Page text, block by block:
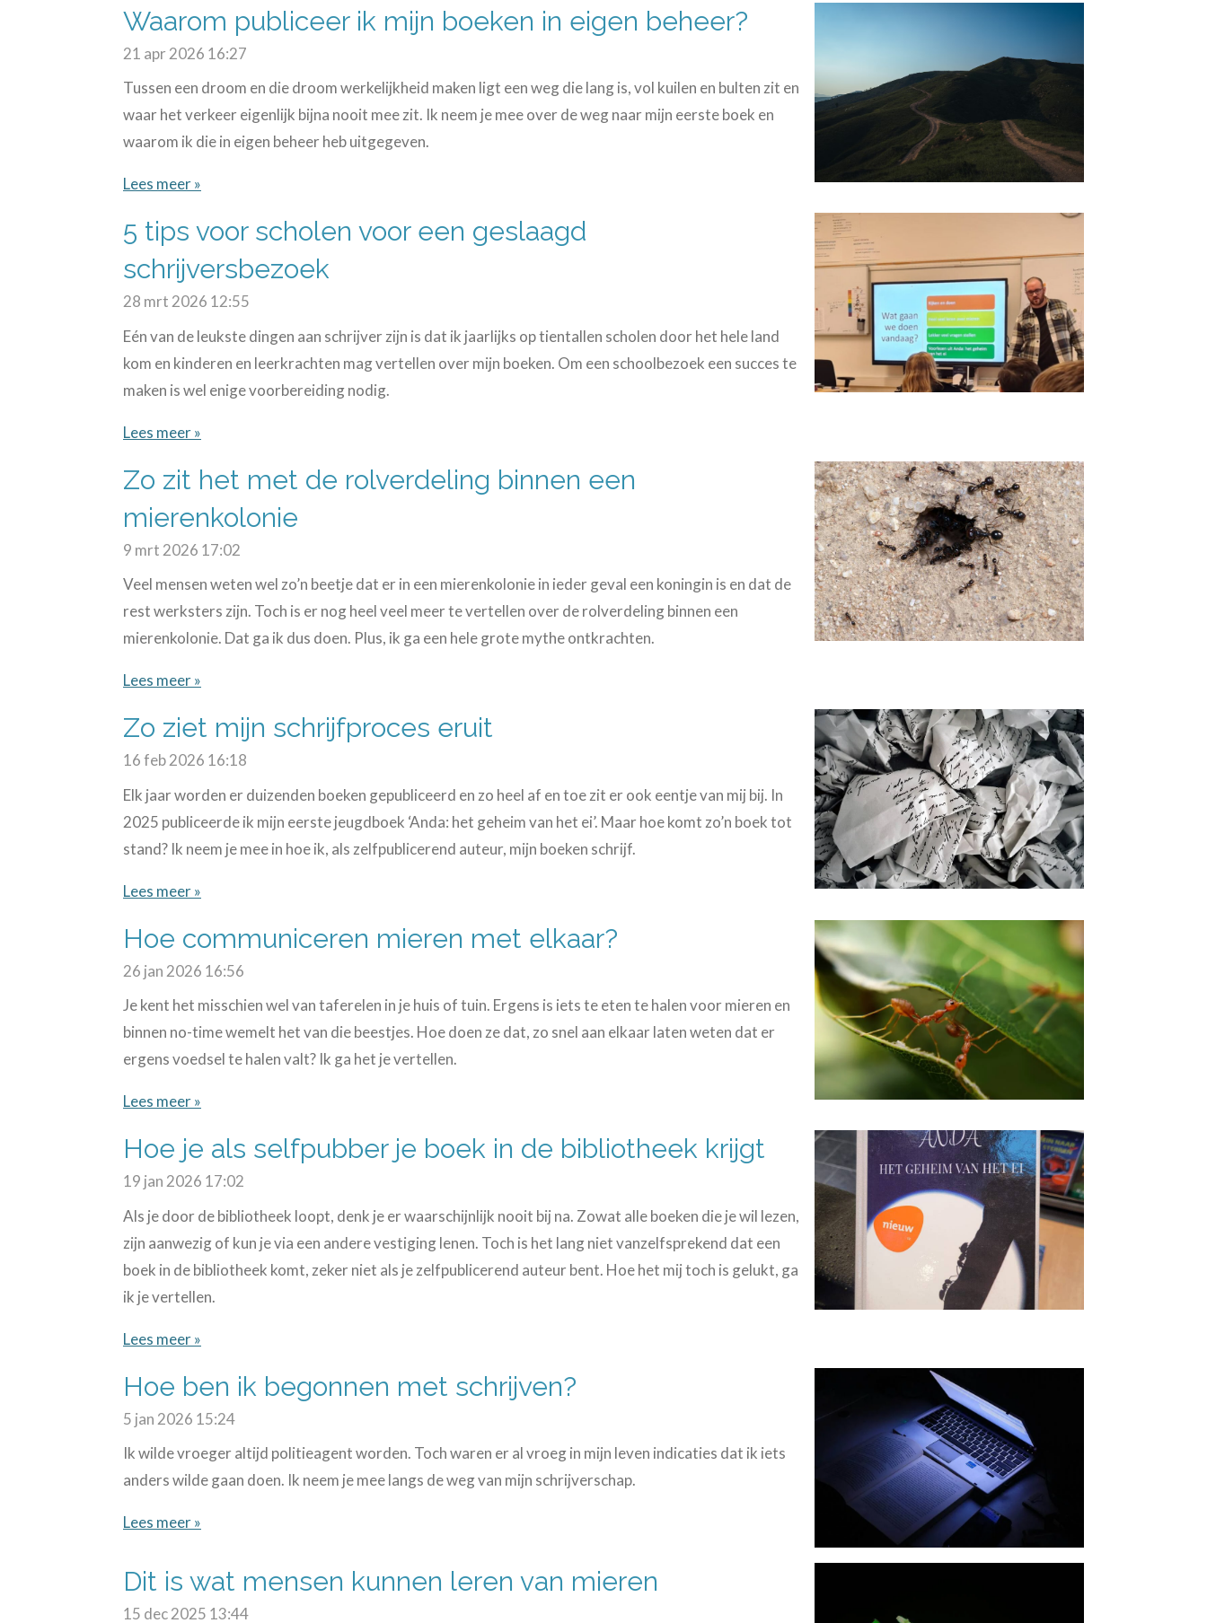
Waarom publiceer ik mijn boeken in eigen beheer?
21 apr 2026 16:27
Tussen een droom en die droom werkelijkheid maken ligt een weg die lang is, vol kuilen en bulten zit en
waar het verkeer eigenlijk bijna nooit mee zit. Ik neem je mee over de weg naar mijn eerste boek en
waarom ik die in eigen beheer heb uitgegeven.
Lees meer »
5 tips voor scholen voor een geslaagd
schrijversbezoek
28 mrt 2026 12:55
Eén van de leukste dingen aan schrijver zijn is dat ik jaarlijks op tientallen scholen door het hele land
kom en kinderen en leerkrachten mag vertellen over mijn boeken. Om een schoolbezoek een succes te
maken is wel enige voorbereiding nodig.
Lees meer »
Zo zit het met de rolverdeling binnen een
mierenkolonie
9 mrt 2026 17:02
Veel mensen weten wel zo’n beetje dat er in een mierenkolonie in ieder geval een koningin is en dat de
rest werksters zijn. Toch is er nog heel veel meer te vertellen over de rolverdeling binnen een
mierenkolonie. Dat ga ik dus doen. Plus, ik ga een hele grote mythe ontkrachten.
Lees meer »
Zo ziet mijn schrijfproces eruit
16 feb 2026 16:18
Elk jaar worden er duizenden boeken gepubliceerd en zo heel af en toe zit er ook eentje van mij bij. In
2025 publiceerde ik mijn eerste jeugdboek ‘Anda: het geheim van het ei’. Maar hoe komt zo’n boek tot
stand? Ik neem je mee in hoe ik, als zelfpublicerend auteur, mijn boeken schrijf.
Lees meer »
Hoe communiceren mieren met elkaar?
26 jan 2026 16:56
Je kent het misschien wel van taferelen in je huis of tuin. Ergens is iets te eten te halen voor mieren en
binnen no-time wemelt het van die beestjes. Hoe doen ze dat, zo snel aan elkaar laten weten dat er
ergens voedsel te halen valt? Ik ga het je vertellen.
Lees meer »
Hoe je als selfpubber je boek in de bibliotheek krijgt
19 jan 2026 17:02
Als je door de bibliotheek loopt, denk je er waarschijnlijk nooit bij na. Zowat alle boeken die je wil lezen,
zijn aanwezig of kun je via een andere vestiging lenen. Toch is het lang niet vanzelfsprekend dat een
boek in de bibliotheek komt, zeker niet als je zelfpublicerend auteur bent. Hoe het mij toch is gelukt, ga
ik je vertellen.
Lees meer »
Hoe ben ik begonnen met schrijven?
5 jan 2026 15:24
Ik wilde vroeger altijd politieagent worden. Toch waren er al vroeg in mijn leven indicaties dat ik iets
anders wilde gaan doen. Ik neem je mee langs de weg van mijn schrijverschap.
Lees meer »
Dit is wat mensen kunnen leren van mieren
15 dec 2025 13:44